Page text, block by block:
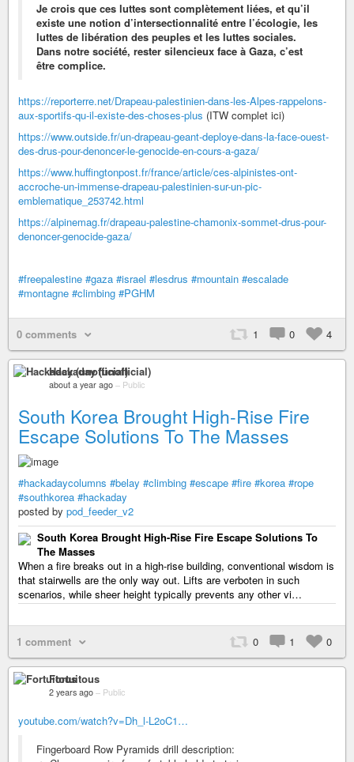
Je crois que ces luttes sont complètement liées, et qu’il
existe une notion d’intersectionnalité entre l’écologie, les
luttes de libération des peuples et les luttes sociales.
Dans notre société, rester silencieux face à Gaza, c’est
être complice.
https://reporterre.net/Drapeau-palestinien-dans-les-Alpes-rappelons-
aux-sportifs-qu-il-existe-des-choses-plus (ITW complet ici)
https://www.outside.fr/un-drapeau-geant-deploye-dans-la-face-ouest-
des-drus-pour-denoncer-le-genocide-en-cours-a-gaza/
https://www.huffingtonpost.fr/france/article/ces-alpinistes-ont-
accroche-un-immense-drapeau-palestinien-sur-un-pic-
emblematique_253742.html
https://alpinemag.fr/drapeau-palestine-chamonix-sommet-drus-pour-
denoncer-genocide-gaza/
#freepalestine #gaza #israel #lesdrus #mountain #escalade
#montagne #climbing #PGHM
0 comments 1 0 4
Hackaday (unofficial)
about a year ago – Public
South Korea Brought High-Rise Fire
Escape Solutions To The Masses
#hackadaycolumns #belay #climbing #escape #fire #korea #rope
#southkorea #hackaday
posted by pod_feeder_v2
South Korea Brought High-Rise Fire Escape Solutions To
The Masses
When a fire breaks out in a high-rise building, conventional wisdom is
that stairwells are the only way out. Lifts are verboten in such
scenarios, while sheer height typically prevents any other vi…
1 comment 0 1 0
Fortuitous
2 years ago – Public
youtube.com/watch?v=Dh_l-L2oC1…
Fingerboard Row Pyramids drill description: